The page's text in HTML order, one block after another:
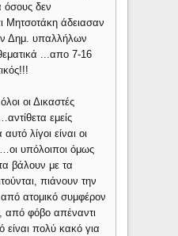
όσους δεν
Μητσοτάκη άδειασαν
Δημ. υπαλλήλων
...απο 7-16
οι Δικαστές
εμείς
λίγοι είναι οι
υπόλοιποι όμως
βάλουν με τα
πιάνουν την
ατομικό συμφέρον
από φόβο απέναντι
είναι πολύ κακό για